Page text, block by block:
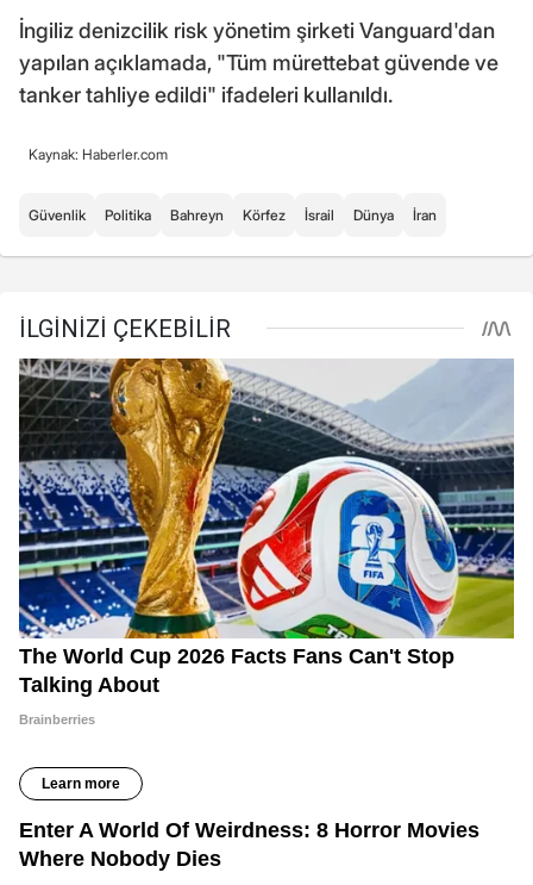
İngiliz denizcilik risk yönetim şirketi Vanguard'dan
yapılan açıklamada, "Tüm mürettebat güvende ve
tanker tahliye edildi" ifadeleri kullanıldı.
Kaynak: Haberler.com
Güvenlik Politika Bahreyn Körfez İsrail Dünya İran